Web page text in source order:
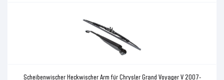
Scheibenwischer Heckwischer Arm für Chrysler Grand Voyager V 2007-